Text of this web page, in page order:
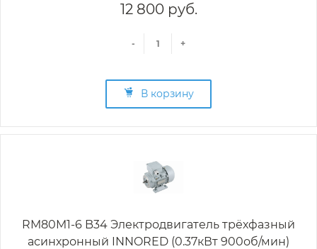
12 800 руб.
- +
В корзину
RM80M1-6 B34 Электродвигатель трёхфазный
асинхронный INNORED (0.37кВт 900об/мин)